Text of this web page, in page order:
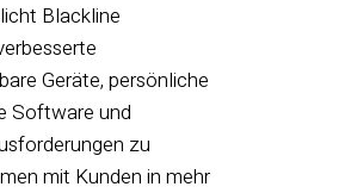
Blackline
Geräte, persönliche
Software und
zu
mit Kunden in mehr